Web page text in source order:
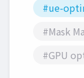
#ue-
#Mask
#GPU